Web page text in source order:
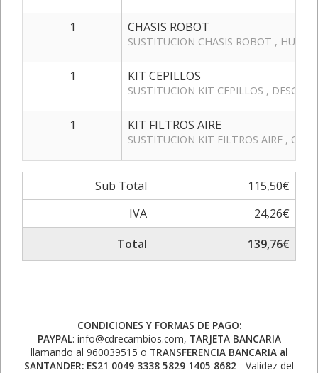
1 CHASIS ROBOT
SUSTITUCION CHASIS ROBOT ,
1 KIT CEPILLOS
SUSTITUCION KIT CEPILLOS ,
1 KIT FILTROS AIRE
SUSTITUCION KIT FILTROS AIRE ,
Sub Total
115,50€
IVA
24,26€
Total
139,76€
CONDICIONES Y FORMAS DE PAGO:
PAYPAL: info@cdrecambios.com, TARJETA BANCARIA
llamando al 960039515 o TRANSFERENCIA BANCARIA al
SANTANDER: ES21 0049 3338 5829 1405 8682 - Validez del